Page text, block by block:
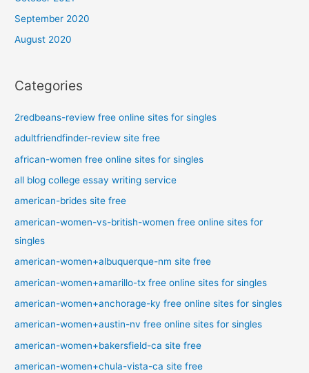
September 2020
August 2020
Categories
2redbeans-review free online sites for singles
adultfriendfinder-review site free
african-women free online sites for singles
all blog college essay writing service
american-brides site free
american-women-vs-british-women free online sites for
singles
american-women+albuquerque-nm site free
american-women+amarillo-tx free online sites for singles
american-women+anchorage-ky free online sites for singles
american-women+austin-nv free online sites for singles
american-women+bakersfield-ca site free
american-women+chula-vista-ca site free